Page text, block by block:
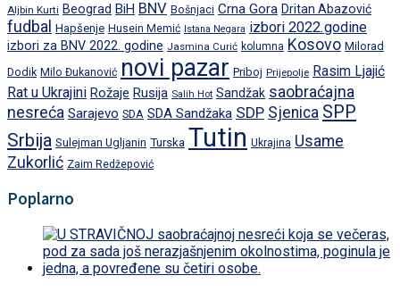
Aljbin Kurti Beograd BiH BNV Bošnjaci Crna Gora Dritan Abazović
fudbal Hapšenje Husein Memić Istana Negara izbori 2022.godine
izbori za BNV 2022. godine Jasmina Curić kolumna Kosovo Milorad
Dodik Milo Đukanović novi pazar Priboj Prijepolje Rasim Ljajić
Rat u Ukrajini Rožaje Rusija Salih Hot Sandžak saobraćajna
nesreća Sarajevo SDA SDA Sandžaka SDP Sjenica SPP
Srbija Sulejman Ugljanin Turska Tutin Ukrajina Usame
Zukorlić Zaim Redžepović
Poplarno